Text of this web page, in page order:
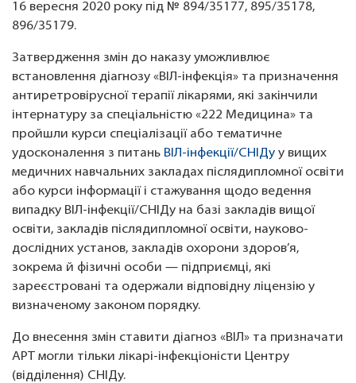
16 вересня 2020 року під № 894/35177, 895/35178,
896/35179.
Затвердження змін до наказу уможливлює
встановлення діагнозу «ВІЛ-інфекція» та призначення
антиретровірусної терапії лікарями, які закінчили
інтернатуру за спеціальністю «222 Медицина» та
пройшли курси спеціалізації або тематичне
удосконалення з питань ВІЛ-інфекції/СНІДу у вищих
медичних навчальних закладах післядипломної освіти
або курси інформації і стажування щодо ведення
випадку ВІЛ-інфекції/СНІДу на базі закладів вищої
освіти, закладів післядипломної освіти, науково-
дослідних установ, закладів охорони здоров’я,
зокрема й фізичні особи — підприємці, які
зареєстровані та одержали відповідну ліцензію у
визначеному законом порядку.
До внесення змін ставити діагноз «ВІЛ» та призначати
АРТ могли тільки лікарі-інфекціоністи Центру
(відділення) СНІДу.